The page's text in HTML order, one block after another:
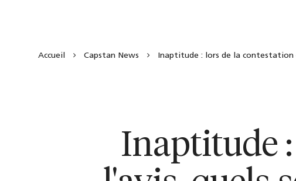
Accueil Capstan News Inaptitude : lors de la contestation
Inaptitude